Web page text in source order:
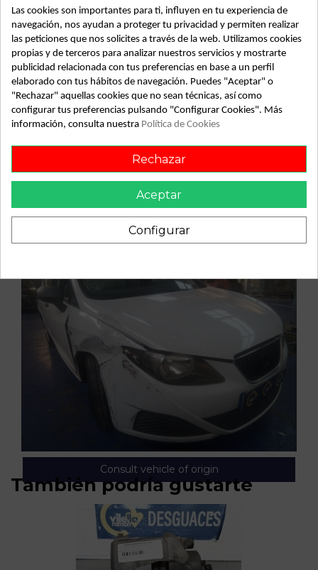
Descripción
Recambio de cerradura puerta delantera derecha para seat
ibiza (6j5) 1.6 tdi | 0.08 - ... 1.6 tdi | 0.08 - ... referencia OEM
IAM 5N1837016C
Vehículo de origen
Consult vehicle of origin
También podría gustarte
Las cookies son importantes para ti, influyen en tu experiencia de
navegación, nos ayudan a proteger tu privacidad y permiten realizar
las peticiones que nos solicites a través de la web. Utilizamos cookies
propias y de terceros para analizar nuestros servicios y mostrarte
publicidad relacionada con tus preferencias en base a un perfil
elaborado con tus hábitos de navegación. Puedes "Aceptar" o
"Rechazar" aquellas cookies que no sean técnicas, así como
configurar tus preferencias pulsando "Configurar Cookies". Más
información, consulta nuestra Política de Cookies
Rechazar
Aceptar
Configurar